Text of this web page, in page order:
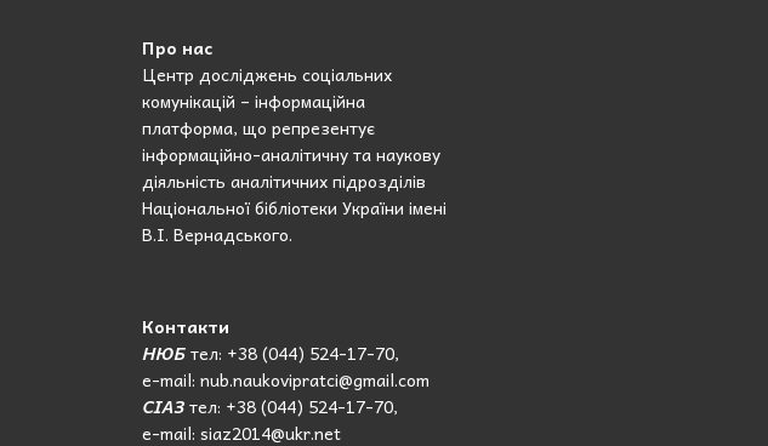
Про нас
Центр досліджень соціальних
комунікацій – інформаційна
платформа, що репрезентує
інформаційно-аналітичну та наукову
діяльність аналітичних підрозділів
Національної бібліотеки України імені
В.І. Вернадського.
Контакти
НЮБтел: +38 (044) 524-17-70,
e-mail: nub.naukovipratci@gmail.com
СІАЗтел: +38 (044) 524-17-70,
e-mail: siaz2014@ukr.net